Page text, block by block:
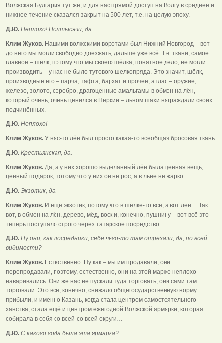
Волжская Булгария тут же, и для нас прямой доступ на Волгу в среднее и
нижнее течение оказался закрыт на 500 лет, т.е. на целую эпоху.
Д.Ю. Неплохо! Полтысячи, да.
Клим Жуков. Нашими волжскими воротами был Нижний Новгород – вот
до него мы могли свободно доезжать, дальше уже всё. Т.е. ткани, самое
главное – шёлк, потому что мы своего шёлка, понятное дело, не могли
производить – у нас не было тутового шелкопряда. Это значит, шёлк,
производные его – парча, тафта, бархат и прочее, атлас – оружие,
железо, золото, серебро, драгоценные амальгамы в обмен на лён,
который очень, очень ценился в Персии – льном шахи награждали своих
подчинённых.
Д.Ю. Неплохо!
Клим Жуков. У нас-то лён был просто какая-то всеобщая бросовая ткань.
Д.Ю. Крестьянская, да.
Клим Жуков. Да, а у них хорошо выделанный лён была ценная вещь,
ценный подарок, потому что у них он не рос, а в льне не жарко.
Д.Ю. Экзотик, да.
Клим Жуков. И ещё экзотик, потому что в шёлке-то все, а вот лен… Так
вот, в обмен на лён, дерево, мёд, воск и, конечно, пушнину – вот всё это
теперь поступало строго через татарское посредство.
Д.Ю. Ну они, как посредники, себе чего-то там отрезали, да, по всей
видимости?
Клим Жуков. Естественно. Ну как – мы им продавали, они
перепродавали, поэтому, естественно, они на этой марже неплохо
наваривались. Они же нас не пускали туда торговать, они сами там
торговали. Это всё, конечно, снижало общегосударственную норму
прибыли, и именно Казань, когда стала центром самостоятельного
ханства, стала ещё и центром ежегодной Волжской ярмарки, которая
собирала в себя со всей-со всей округи…
Д.Ю. С какого года была эта ярмарка?